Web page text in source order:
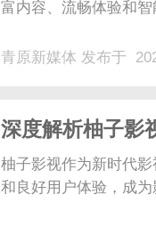
富内容、流畅体验和
青原新媒体 发布于
深度解析柚子影
趋势
柚子影视作为新时代
和良好用户体验，成